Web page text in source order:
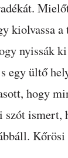
kiolvassa
nyissák
egy ültő
hogy
szót